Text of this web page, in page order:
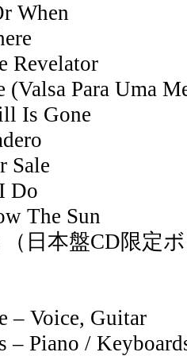
When
Revelator
(Valsa Para Uma
Is Gone
Sale
Do
The Sun
日本盤CD限定
– Voice, Guitar
– Piano /